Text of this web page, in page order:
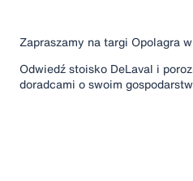
Zapraszamy na targi Opolagra
Odwiedź stoisko DeLaval i
doradcami o swoim